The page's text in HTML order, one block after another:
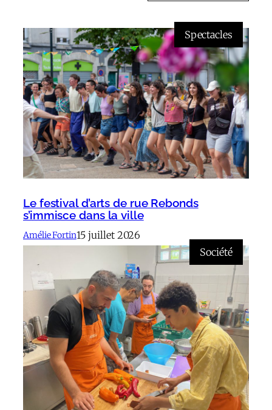
Spectacles
Le festival d’arts de rue Rebonds
s’immisce dans la ville
Amélie Fortin15 juillet 2026
Société